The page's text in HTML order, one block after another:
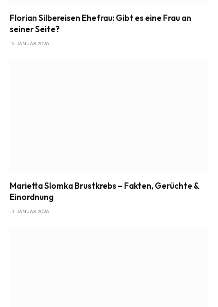
Florian Silbereisen Ehefrau: Gibt es eine Frau an
seiner Seite?
15. JANUAR 2026
Marietta Slomka Brustkrebs – Fakten, Gerüchte &
Einordnung
13. JANUAR 2026